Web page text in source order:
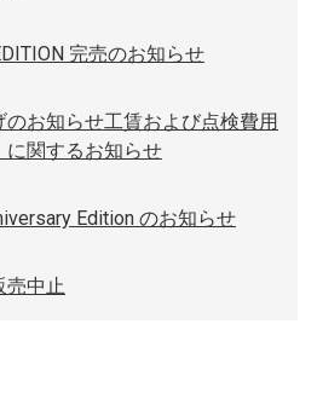
完売のお知らせ
お知らせ工賃および点検費用
に関するお知らせ
Edition のお知らせ
売中止